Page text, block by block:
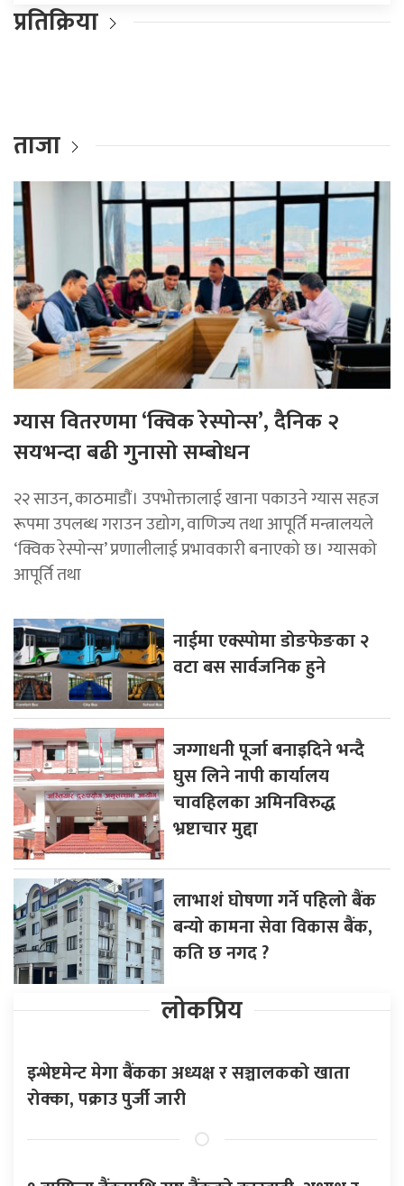
प्रतिक्रिया
ताजा
ग्यास वितरणमा ‘क्विक रेस्पोन्स’, दैनिक २
सयभन्दा बढी गुनासो सम्बोधन
२२ साउन, काठमाडाैं। उपभोक्तालाई खाना पकाउने ग्यास सहज
रूपमा उपलब्ध गराउन उद्योग, वाणिज्य तथा आपूर्ति मन्त्रालयले
‘क्विक रेस्पोन्स’ प्रणालीलाई प्रभावकारी बनाएको छ। ग्यासको
आपूर्ति तथा
नाईमा एक्स्पोमा डोङफेङका २
वटा बस सार्वजनिक हुने
जग्गाधनी पूर्जा बनाइदिने भन्दै
घुस लिने नापी कार्यालय
चावहिलका अमिनविरुद्ध
भ्रष्टाचार मुद्दा
लाभाशं घोषणा गर्ने पहिलो बैंक
बन्यो कामना सेवा विकास बैंक,
कति छ नगद ?
लोकप्रिय
इन्भेष्टमेन्ट मेगा बैंकका अध्यक्ष र सञ्चालकको खाता
रोक्का, पक्राउ पुर्जी जारी